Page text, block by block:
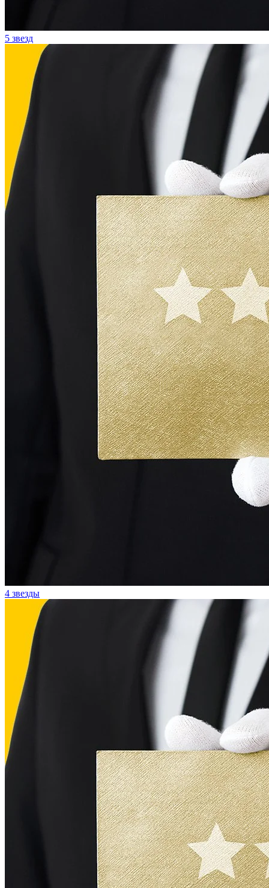
5 звезд
4 звезды